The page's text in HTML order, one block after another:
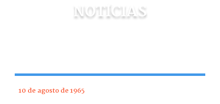
NOTÍCIAS
10 de agosto de 1965